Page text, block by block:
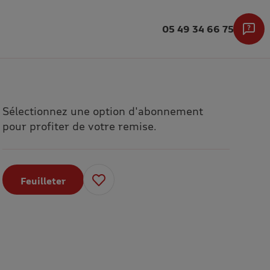
05 49 34 66 75
Sélectionnez une option d'abonnement
pour profiter de votre remise.
Feuilleter